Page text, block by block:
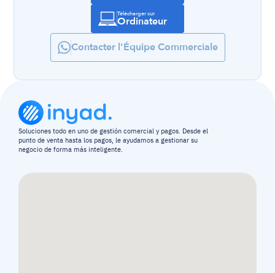
Télécharger sur
Ordinateur
Contacter l'Équipe Commerciale
Soluciones todo en uno de gestión comercial y pagos. Desde el
punto de venta hasta los pagos, le ayudamos a gestionar su
negocio de forma más inteligente.